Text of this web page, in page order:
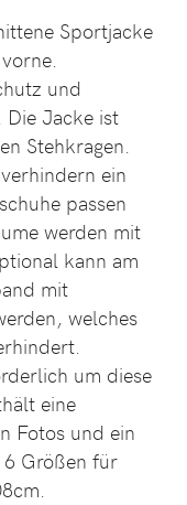
Sportjacke
und
Die Jacke ist
Stehkragen.
ein
passen
werden mit
kann am
mit
welches
um diese
eine
Fotos und ein
Größen für